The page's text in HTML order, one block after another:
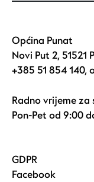
Općina Punat
Novi Put 2, 51521
+385 51 854 140,
Radno vrijeme za
Pon-Pet od 9:00
GDPR
Facebook